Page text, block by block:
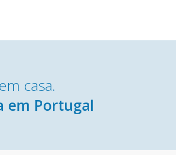
casa.
em Portugal